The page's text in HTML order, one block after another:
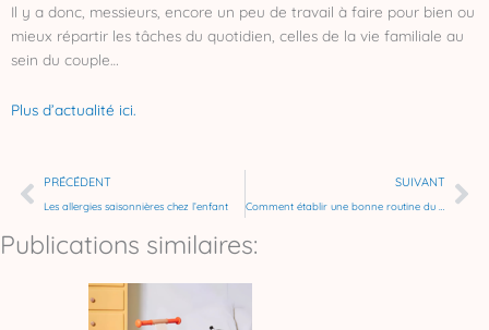
Il y a donc, messieurs, encore un peu de travail à faire pour bien ou
mieux répartir les tâches du quotidien, celles de la vie familiale au
sein du couple…
Plus d’actualité ici.
Précédent
PRÉCÉDENT
Les allergies saisonnières chez l’enfant
SUIVANT
Publications similaires: